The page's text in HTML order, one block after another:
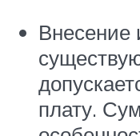
Внесение
плату.